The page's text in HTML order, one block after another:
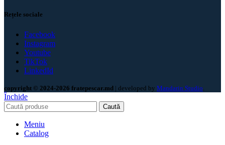
Rețele sociale
Facebook
Instagram
Youtube
TikTok
LinkedId
copyright © 2024-2026 fratepescar.md | developed by Mandarin Studio
Închide
Caută
Meniu
Catalog